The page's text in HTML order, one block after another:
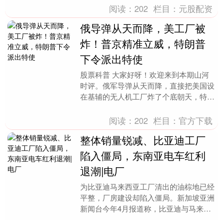
27日，经过“....
阅读：202 栏目： 元股配资
俄导弹从天而降，美工厂被
炸！普京精准立威，特朗普
下令派出特使
股票科普 大家好呀！欢迎来到本期山河
时评。俄军导弹从天而降，直接把美国设
在基辅的无人机工厂炸了个底朝天，特朗
火”！ 8月1日的....
阅读：202 栏目：官方下载
整体销量锐减、比亚迪工厂
陷入僵局，东南亚电车红利
退潮|电厂
为比亚迪马来西亚工厂清出的油棕地已经
平整，厂房建设却陷入僵局。新加坡亚洲
新闻台今年4月报道称，比亚迪与马来西